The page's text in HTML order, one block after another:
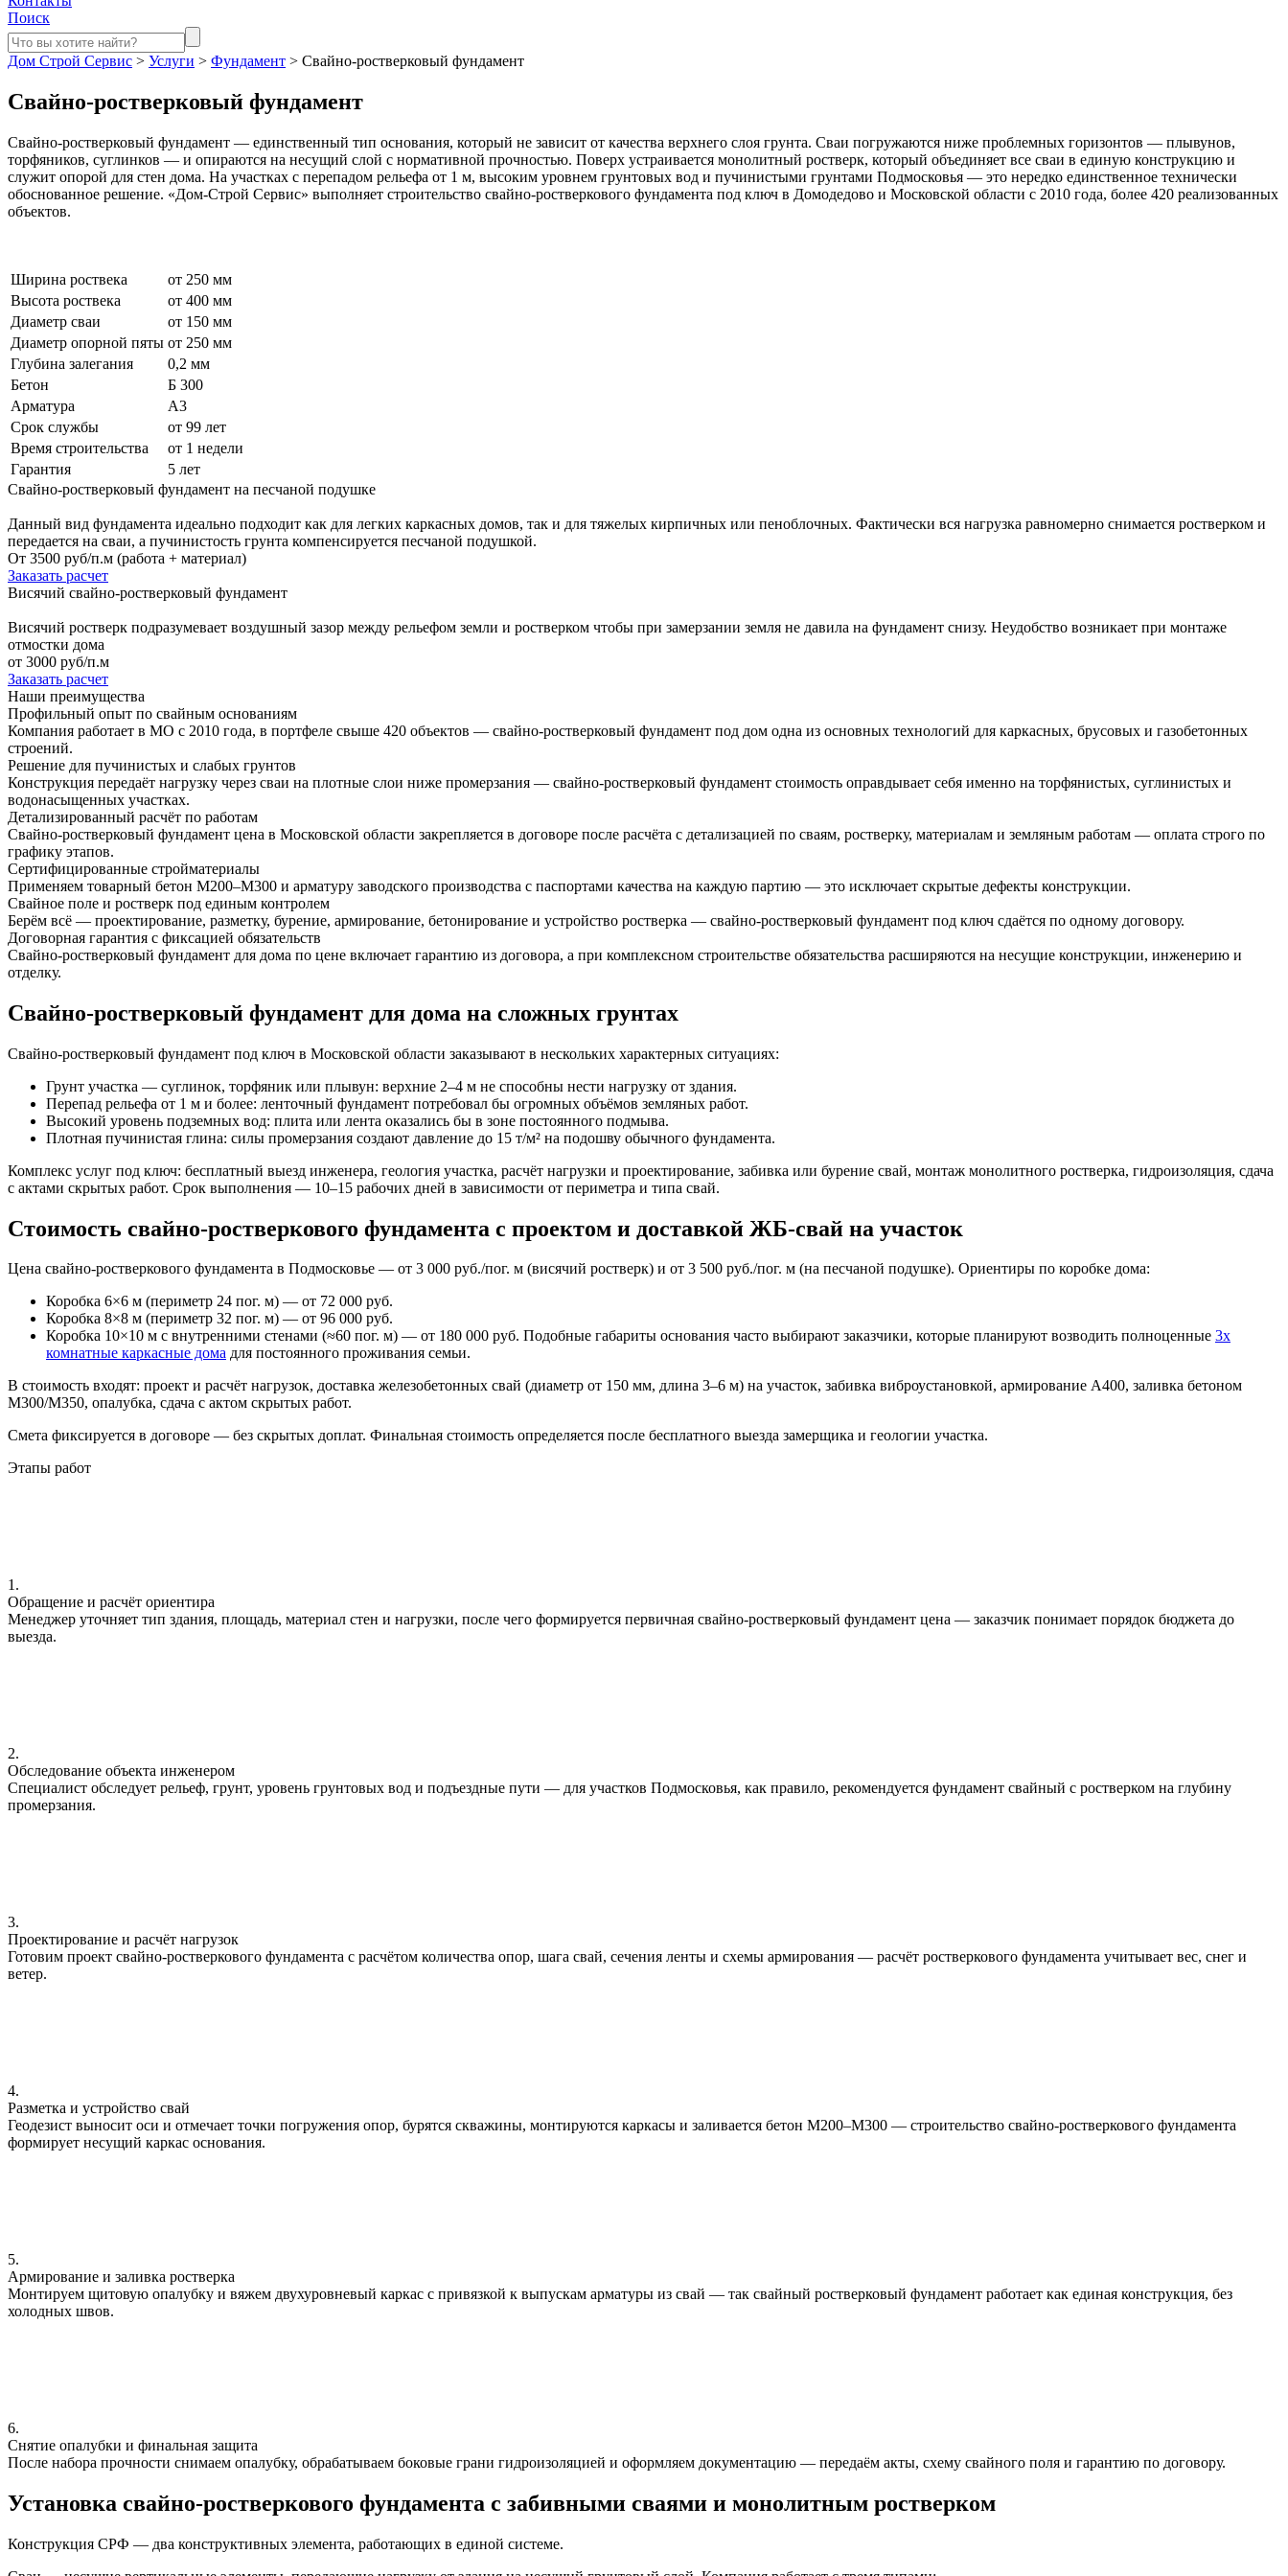
Поиск
Дом Строй Сервис > Услуги > Фундамент > Свайно-ростверковый фундамент
Свайно-ростверковый фундамент
Свайно-ростверковый фундамент — единственный тип основания, который не зависит от качества верхнего слоя грунта. Сваи погружаются ниже проблемных горизонтов — плывунов,
торфяников, суглинков — и опираются на несущий слой с нормативной прочностью. Поверх устраивается монолитный ростверк, который объединяет все сваи в единую конструкцию и
служит опорой для стен дома. На участках с перепадом рельефа от 1 м, высоким уровнем грунтовых вод и пучинистыми грунтами Подмосковья — это нередко единственное технически
обоснованное решение. «Дом-Строй Сервис» выполняет строительство свайно-ростверкового фундамента под ключ в Домодедово и Московской области с 2010 года, более 420 реализованных
объектов.
Ширина роствека
от 250 мм
Высота роствека
от 400 мм
Диаметр сваи
от 150 мм
Диаметр опорной пяты от 250 мм
Глубина залегания
0,2 мм
Бетон
Б 300
Арматура
А3
Срок службы
от 99 лет
Время строительства
от 1 недели
Гарантия
5 лет
Свайно-ростверковый фундамент на песчаной подушке
Данный вид фундамента идеально подходит как для легких каркасных домов, так и для тяжелых кирпичных или пеноблочных. Фактически вся нагрузка равномерно снимается ростверком и
передается на сваи, а пучинистость грунта компенсируется песчаной подушкой.
От 3500 руб/п.м (работа + материал)
Заказать расчет
Висячий свайно-ростверковый фундамент
Висячий ростверк подразумевает воздушный зазор между рельефом земли и ростверком чтобы при замерзании земля не давила на фундамент снизу. Неудобство возникает при монтаже
отмостки дома
от 3000 руб/п.м
Заказать расчет
Наши преимущества
Профильный опыт по свайным основаниям
Компания работает в МО с 2010 года, в портфеле свыше 420 объектов — свайно-ростверковый фундамент под дом одна из основных технологий для каркасных, брусовых и газобетонных
строений.
Решение для пучинистых и слабых грунтов
Конструкция передаёт нагрузку через сваи на плотные слои ниже промерзания — свайно-ростверковый фундамент стоимость оправдывает себя именно на торфянистых, суглинистых и
водонасыщенных участках.
Детализированный расчёт по работам
Свайно-ростверковый фундамент цена в Московской области закрепляется в договоре после расчёта с детализацией по сваям, ростверку, материалам и земляным работам — оплата строго по
графику этапов.
Сертифицированные стройматериалы
Применяем товарный бетон М200–М300 и арматуру заводского производства с паспортами качества на каждую партию — это исключает скрытые дефекты конструкции.
Свайное поле и ростверк под единым контролем
Берём всё — проектирование, разметку, бурение, армирование, бетонирование и устройство ростверка — свайно-ростверковый фундамент под ключ сдаётся по одному договору.
Договорная гарантия с фиксацией обязательств
Свайно-ростверковый фундамент для дома по цене включает гарантию из договора, а при комплексном строительстве обязательства расширяются на несущие конструкции, инженерию и
отделку.
Свайно-ростверковый фундамент для дома на сложных грунтах
Свайно-ростверковый фундамент под ключ в Московской области заказывают в нескольких характерных ситуациях:
Грунт участка — суглинок, торфяник или плывун: верхние 2–4 м не способны нести нагрузку от здания.
Перепад рельефа от 1 м и более: ленточный фундамент потребовал бы огромных объёмов земляных работ.
Высокий уровень подземных вод: плита или лента оказались бы в зоне постоянного подмыва.
Плотная пучинистая глина: силы промерзания создают давление до 15 т/м² на подошву обычного фундамента.
Комплекс услуг под ключ: бесплатный выезд инженера, геология участка, расчёт нагрузки и проектирование, забивка или бурение свай, монтаж монолитного ростверка, гидроизоляция, сдача
с актами скрытых работ. Срок выполнения — 10–15 рабочих дней в зависимости от периметра и типа свай.
Стоимость свайно-ростверкового фундамента с проектом и доставкой ЖБ-свай на участок
Цена свайно-ростверкового фундамента в Подмосковье — от 3 000 руб./пог. м (висячий ростверк) и от 3 500 руб./пог. м (на песчаной подушке). Ориентиры по коробке дома:
Коробка 6×6 м (периметр 24 пог. м) — от 72 000 руб.
Коробка 8×8 м (периметр 32 пог. м) — от 96 000 руб.
Коробка 10×10 м с внутренними стенами (≈60 пог. м) — от 180 000 руб. Подобные габариты основания часто выбирают заказчики, которые планируют возводить полноценные 3х
комнатные каркасные дома для постоянного проживания семьи.
В стоимость входят: проект и расчёт нагрузок, доставка железобетонных свай (диаметр от 150 мм, длина 3–6 м) на участок, забивка виброустановкой, армирование А400, заливка бетоном
М300/М350, опалубка, сдача с актом скрытых работ.
Смета фиксируется в договоре — без скрытых доплат. Финальная стоимость определяется после бесплатного выезда замерщика и геологии участка.
Этапы работ
1.
Обращение и расчёт ориентира
Менеджер уточняет тип здания, площадь, материал стен и нагрузки, после чего формируется первичная свайно-ростверковый фундамент цена — заказчик понимает порядок бюджета до
выезда.
2.
Обследование объекта инженером
Специалист обследует рельеф, грунт, уровень грунтовых вод и подъездные пути — для участков Подмосковья, как правило, рекомендуется фундамент свайный с ростверком на глубину
промерзания.
3.
Проектирование и расчёт нагрузок
Готовим проект свайно-ростверкового фундамента с расчётом количества опор, шага свай, сечения ленты и схемы армирования — расчёт ростверкового фундамента учитывает вес, снег и
ветер.
4.
Разметка и устройство свай
Геодезист выносит оси и отмечает точки погружения опор, бурятся скважины, монтируются каркасы и заливается бетон М200–М300 — строительство свайно-ростверкового фундамента
формирует несущий каркас основания.
5.
Армирование и заливка ростверка
Монтируем щитовую опалубку и вяжем двухуровневый каркас с привязкой к выпускам арматуры из свай — так свайный ростверковый фундамент работает как единая конструкция, без
холодных швов.
6.
Снятие опалубки и финальная защита
После набора прочности снимаем опалубку, обрабатываем боковые грани гидроизоляцией и оформляем документацию — передаём акты, схему свайного поля и гарантию по договору.
Установка свайно-ростверкового фундамента с забивными сваями и монолитным ростверком
Конструкция СРФ — два конструктивных элемента, работающих в единой системе.